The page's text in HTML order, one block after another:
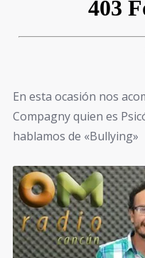
En esta ocasión nos
Compagny quien es
hablamos de «Bullying»